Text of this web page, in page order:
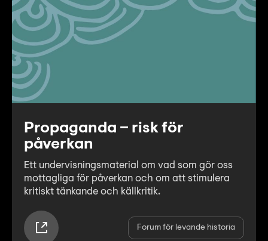
Propaganda – risk för
påverkan
Ett undervisningsmaterial om vad som gör oss
mottagliga för påverkan och om att stimulera
kritiskt tänkande och källkritik.
Forum för levande historia